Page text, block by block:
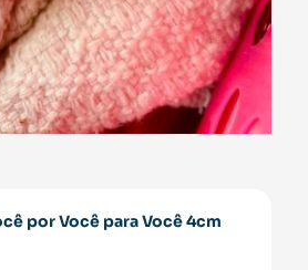
por Você para Você 4cm